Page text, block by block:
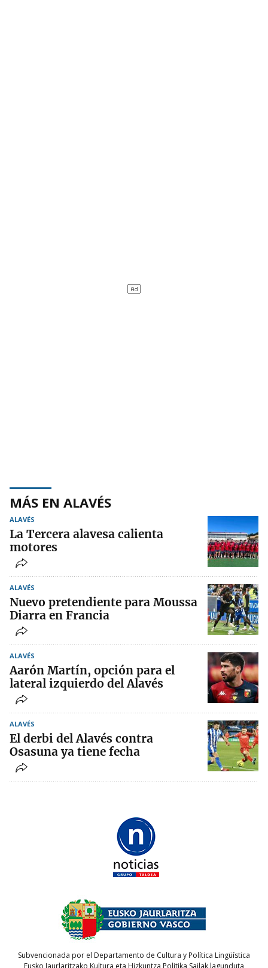
MÁS EN ALAVÉS
ALAVÉS
La Tercera alavesa calienta
motores
ALAVÉS
Nuevo pretendiente para Moussa
Diarra en Francia
ALAVÉS
Aarón Martín, opción para el
lateral izquierdo del Alavés
ALAVÉS
El derbi del Alavés contra
Osasuna ya tiene fecha
Subvencionada por el Departamento de Cultura y Política Lingüística
Eusko Jaurlaritzako Kultura eta Hizkuntza Politika Sailak lagunduta